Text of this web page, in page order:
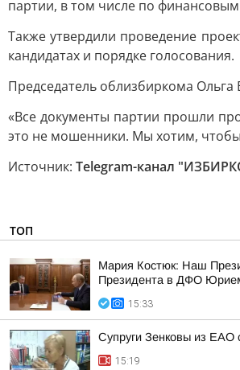
партии, в том числе по
Также утвердили проведение
кандидатах и порядке голосования.
Председатель облизбиркома Ольга
«Все документы партии прошли
это не мошенники. Мы хотим,
Источник: Telegram-канал
ТОП
Мария Костюк: Наш
Президента в ДФО
15:33
Супруги Зенковы из ЕАО
15:19